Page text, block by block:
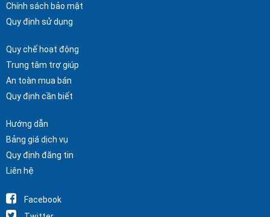
Chính sách bảo mật
Quy định sử dụng
Quy chế hoạt động
Trung tâm trợ giúp
An toàn mua bán
Quy định cần biết
Hướng dẫn
Bảng giá dịch vụ
Quy định đăng tin
Liên hệ
Facebook